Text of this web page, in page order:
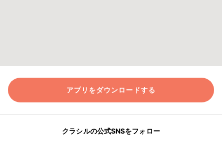
アプリをダウンロードする
クラシルの公式SNSをフォロー